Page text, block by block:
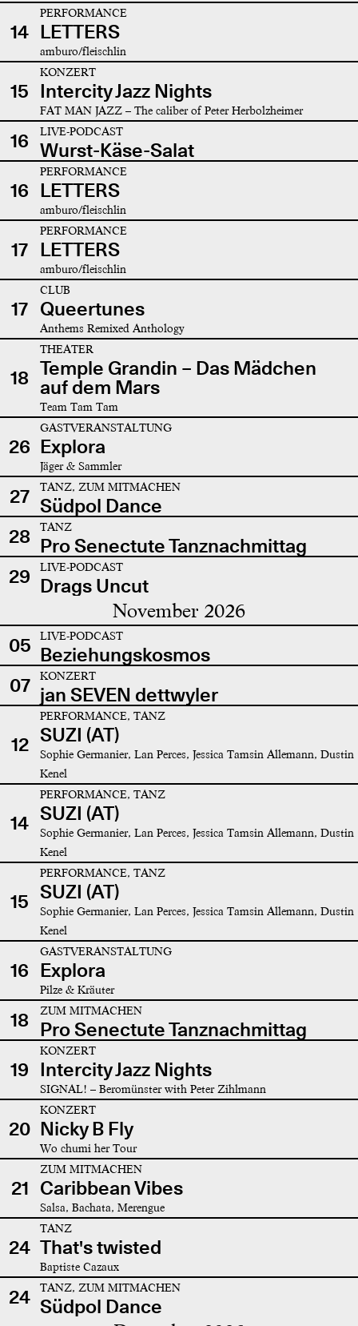
14
PERFORMANCE
LETTERS
amburo/fleischlin
15
KONZERT
Intercity Jazz Nights
FAT MAN JAZZ – The caliber of Peter Herbolzheimer
16 LIVE-PODCAST
Wurst-Käse-Salat
16
PERFORMANCE
LETTERS
amburo/fleischlin
17
PERFORMANCE
LETTERS
amburo/fleischlin
17
CLUB
Queertunes
Anthems Remixed Anthology
18
THEATER
Temple Grandin – Das Mädchen
auf dem Mars
Team Tam Tam
26
GASTVERANSTALTUNG
Explora
Jäger & Sammler
27 TANZ, ZUM MITMACHEN
Südpol Dance
28
TANZ
Pro Senectute Tanznachmittag
29
LIVE-PODCAST
Drags Uncut
November 2026
05 LIVE-PODCAST
Beziehungskosmos
07
KONZERT
jan SEVEN dettwyler
12
PERFORMANCE, TANZ
SUZI (AT)
Sophie Germanier, Lan Perces, Jessica Tamsin Allemann, Dustin
Kenel
14
PERFORMANCE, TANZ
SUZI (AT)
Sophie Germanier, Lan Perces, Jessica Tamsin Allemann, Dustin
Kenel
15
PERFORMANCE, TANZ
SUZI (AT)
Sophie Germanier, Lan Perces, Jessica Tamsin Allemann, Dustin
Kenel
16
GASTVERANSTALTUNG
Explora
Pilze & Kräuter
18 ZUM MITMACHEN
Pro Senectute Tanznachmittag
19
KONZERT
Intercity Jazz Nights
SIGNAL! – Beromünster with Peter Zihlmann
20
KONZERT
Nicky B Fly
Wo chumi her Tour
21
ZUM MITMACHEN
Caribbean Vibes
Salsa, Bachata, Merengue
24
TANZ
That's twisted
Baptiste Cazaux
24 TANZ, ZUM MITMACHEN
Südpol Dance